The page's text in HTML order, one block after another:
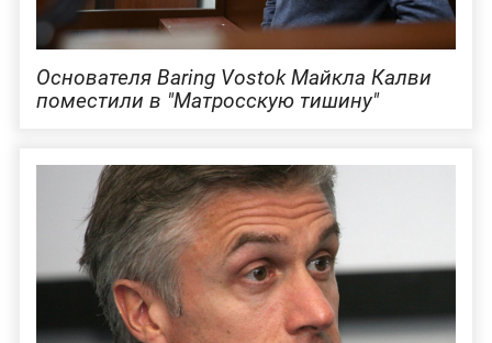
Основателя Baring Vostok Майкла Калви
поместили в "Матросскую тишину"